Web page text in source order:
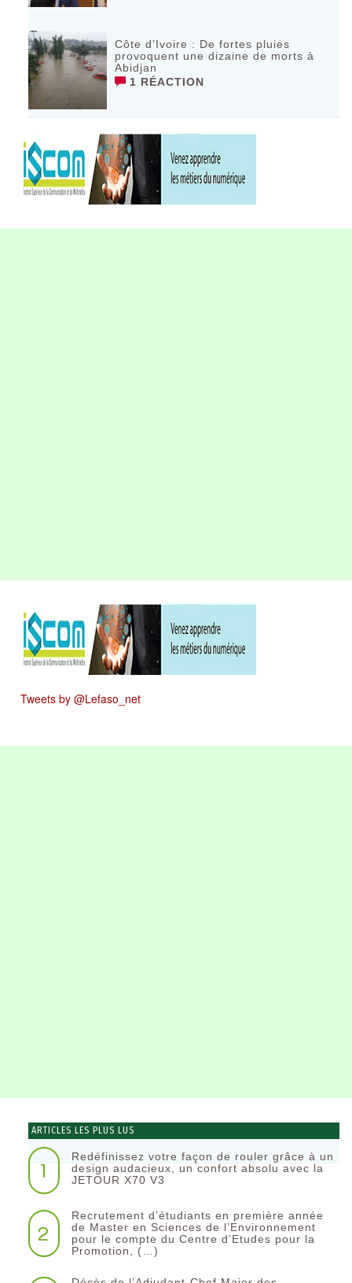
Côte d’Ivoire : De fortes pluies
provoquent une dizaine de morts à
Abidjan
1 RÉACTION
Tweets by @Lefaso_net
ARTICLES LES PLUS LUS
1
Redéfinissez votre façon de rouler grâce à un
design audacieux, un confort absolu avec la
JETOUR X70 V3
2
Recrutement d’étudiants en première année
de Master en Sciences de l’Environnement
pour le compte du Centre d’Etudes pour la
Promotion, (…)